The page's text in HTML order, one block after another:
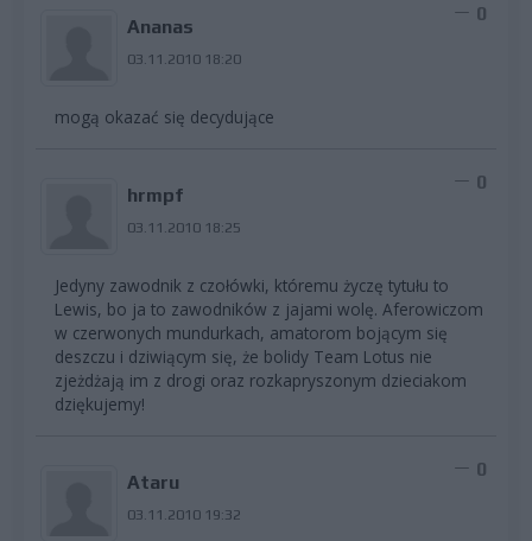
Ananas
03.11.2010 18:20
0
mogą okazać się decydujące
hrmpf
03.11.2010 18:25
0
Jedyny zawodnik z czołówki, któremu życzę tytułu to
Lewis, bo ja to zawodników z jajami wolę. Aferowiczom
w czerwonych mundurkach, amatorom bojącym się
deszczu i dziwiącym się, że bolidy Team Lotus nie
zjeżdżają im z drogi oraz rozkapryszonym dzieciakom
dziękujemy!
Ataru
03.11.2010 19:32
0